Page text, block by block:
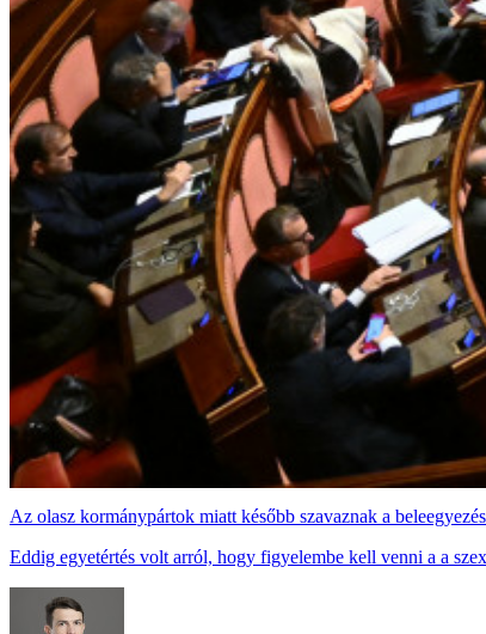
Az olasz kormánypártok miatt később szavaznak a
Eddig egyetértés volt arról, hogy figyelembe kell venni a a